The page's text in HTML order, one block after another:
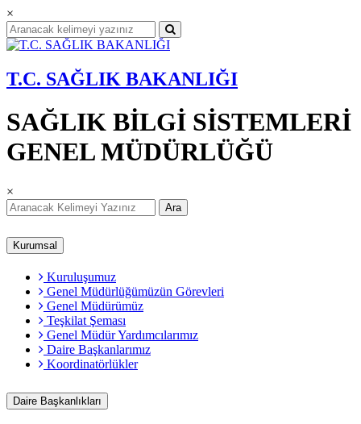
×
T.C. SAĞLIK BAKANLIĞI
SAĞLIK BİLGİ SİSTEMLERİ
GENEL MÜDÜRLÜĞÜ
×
Ara
Kurumsal
Kuruluşumuz
Genel Müdürlüğümüzün Görevleri
Genel Müdürümüz
Teşkilat Şeması
Genel Müdür Yardımcılarımız
Daire Başkanlarımız
Koordinatörlükler
Daire Başkanlıkları